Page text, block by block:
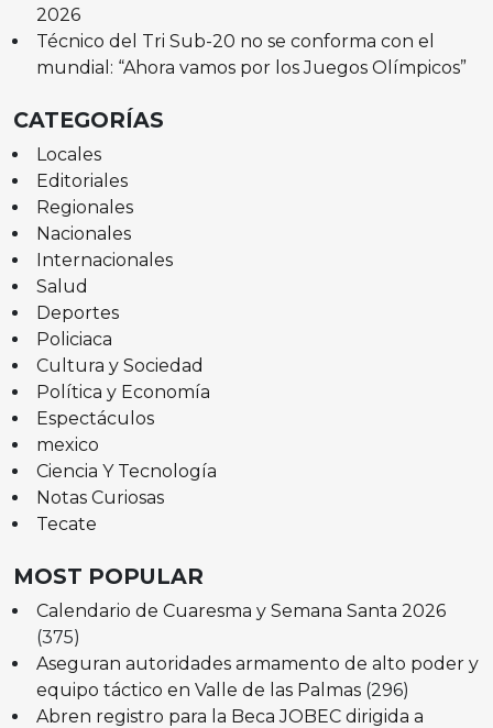
2026
Técnico del Tri Sub-20 no se conforma con el
mundial: “Ahora vamos por los Juegos Olímpicos”
CATEGORÍAS
Locales
Editoriales
Regionales
Nacionales
Internacionales
Salud
Deportes
Policiaca
Cultura y Sociedad
Política y Economía
Espectáculos
mexico
Ciencia Y Tecnología
Notas Curiosas
Tecate
MOST POPULAR
Calendario de Cuaresma y Semana Santa 2026
(375)
Aseguran autoridades armamento de alto poder y
equipo táctico en Valle de las Palmas (296)
Abren registro para la Beca JOBEC dirigida a